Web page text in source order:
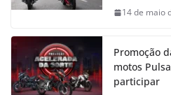
14 de maio
Promoção
motos
participar